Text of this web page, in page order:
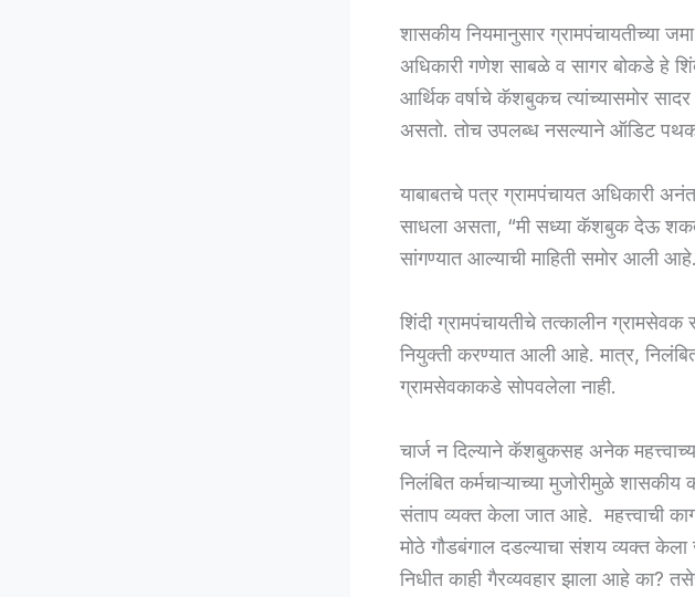
शासकीय नियमानुसार ग्रामपंचायतीच्या
अधिकारी गणेश साबळे व सागर बोकडे हे
आर्थिक वर्षाचे कॅशबुकच त्यांच्यासमोर
असतो. तोच उपलब्ध नसल्याने ऑडिट
याबाबतचे पत्र ग्रामपंचायत अधिकारी
साधला असता, “मी सध्या कॅशबुक देऊ
सांगण्यात आल्याची माहिती समोर आली आहे.
शिंदी ग्रामपंचायतीचे तत्कालीन ग्रामसेवक
नियुक्ती करण्यात आली आहे. मात्र,
ग्रामसेवकाकडे सोपवलेला नाही.
चार्ज न दिल्याने कॅशबुकसह अनेक
निलंबित कर्मचाऱ्याच्या मुजोरीमुळे
संताप व्यक्त केला जात आहे. महत्त्वाची
मोठे गौडबंगाल दडल्याचा संशय व्यक्त
निधीत काही गैरव्यवहार झाला आहे का?